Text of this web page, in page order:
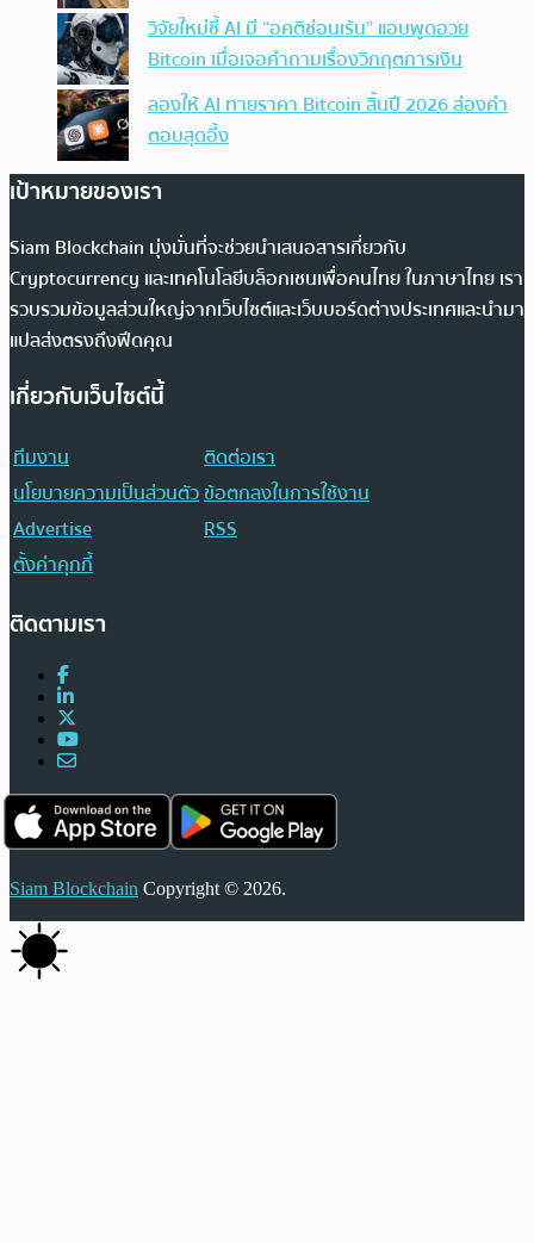
วิจัยใหม่ชี้ AI มี “อคติซ่อนเร้น” แอบพูดอวย
Bitcoin เมื่อเจอคำถามเรื่องวิกฤตการเงิน
ลองให้ AI ทายราคา Bitcoin สิ้นปี 2026 ส่องคำ
ตอบสุดอึ้ง
เป้าหมายของเรา
Siam Blockchain มุ่งมั่นที่จะช่วยนำเสนอสารเกี่ยวกับ
Cryptocurrency และเทคโนโลยีบล็อกเชนเพื่อคนไทย ในภาษาไทย เรา
รวบรวมข้อมูลส่วนใหญ่จากเว็บไซต์และเว็บบอร์ดต่างประเทศและนำมา
แปลส่งตรงถึงฟีดคุณ
เกี่ยวกับเว็บไซต์นี้
ทีมงาน
ติดต่อเรา
นโยบายความเป็นส่วนตัวข้อตกลงในการใช้งาน
Advertise
RSS
ตั้งค่าคุกกี้
ติดตามเรา
Siam Blockchain Copyright © 2026.